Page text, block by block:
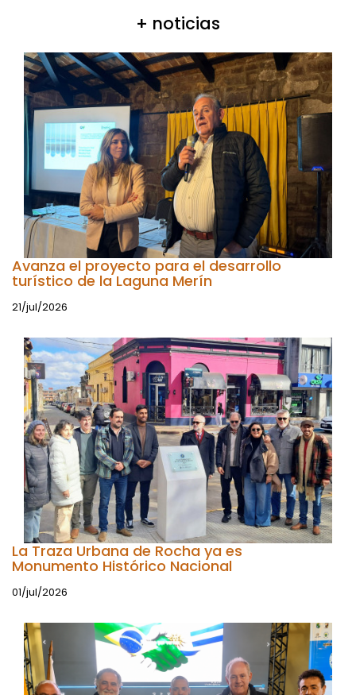
+ noticias
Avanza el proyecto para el desarrollo
turístico de la Laguna Merín
21/jul/2026
La Traza Urbana de Rocha ya es
Monumento Histórico Nacional
01/jul/2026